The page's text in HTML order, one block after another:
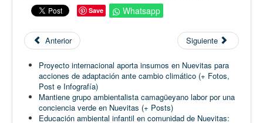
Save Whatsapp
Anterior Siguiente
Proyecto internacional aporta insumos en Nuevitas para
acciones de adaptación ante cambio climático (+ Fotos,
Post e Infografía)
Mantiene grupo ambientalista camagüeyano labor por una
conciencia verde en Nuevitas (+ Posts)
Educación ambiental infantil en comunidad de Nuevitas: